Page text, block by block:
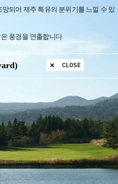
되어 제주 특유의 분위기를 느낄 수 있
풍경을 연출합니다.